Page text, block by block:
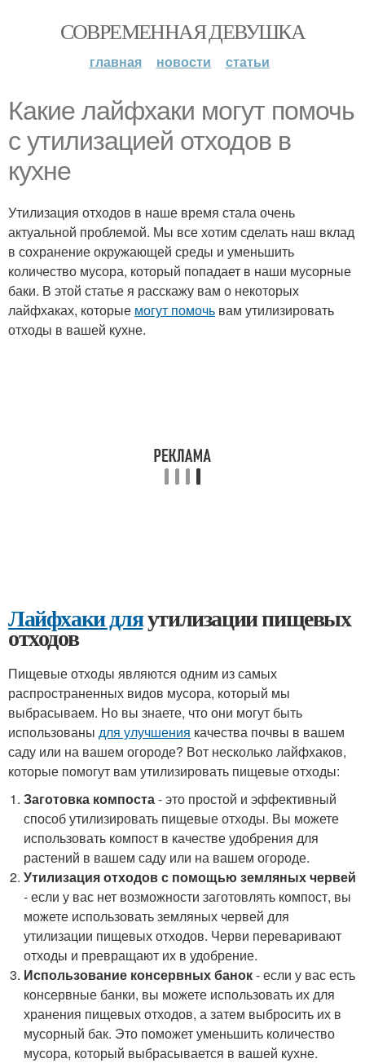
СОВРЕМЕННАЯ ДЕВУШКА
главная новости статьи
Какие лайфхаки могут помочь
с утилизацией отходов в
кухне
Утилизация отходов в наше время стала очень
актуальной проблемой. Мы все хотим сделать наш вклад
в сохранение окружающей среды и уменьшить
количество мусора, который попадает в наши мусорные
баки. В этой статье я расскажу вам о некоторых
лайфхаках, которые могут помочь вам утилизировать
отходы в вашей кухне.
Лайфхаки дляутилизации пищевых
отходов
Пищевые отходы являются одним из самых
распространенных видов мусора, который мы
выбрасываем. Но вы знаете, что они могут быть
использованы для улучшения качества почвы в вашем
саду или на вашем огороде? Вот несколько лайфхаков,
которые помогут вам утилизировать пищевые отходы:
Заготовка компоста- это простой и эффективный
способ утилизировать пищевые отходы. Вы можете
использовать компост в качестве удобрения для
растений в вашем саду или на вашем огороде.
Утилизация отходов с помощью земляных червей
- если у вас нет возможности заготовлять компост, вы
можете использовать земляных червей для
утилизации пищевых отходов. Черви переваривают
отходы и превращают их в удобрение.
Использование консервных банок- если у вас есть
консервные банки, вы можете использовать их для
хранения пищевых отходов, а затем выбросить их в
мусорный бак. Это поможет уменьшить количество
мусора, который выбрасывается в вашей кухне.